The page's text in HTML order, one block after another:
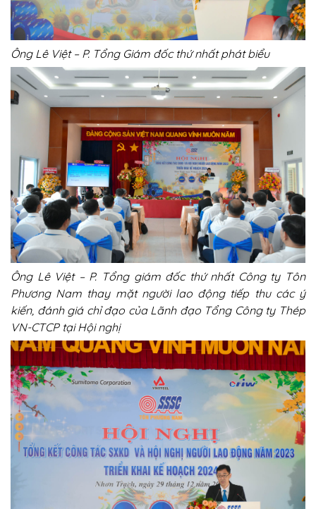
Ông Lê Việt – P. Tổng Giám đốc thứ nhất phát biểu
Ông Lê Việt – P. Tổng giám đốc thứ nhất Công ty Tôn
Phương Nam thay mặt người lao động tiếp thu các ý
kiến, đánh giá chỉ đạo của Lãnh đạo Tổng Công ty Thép
VN-CTCP tại Hội nghị